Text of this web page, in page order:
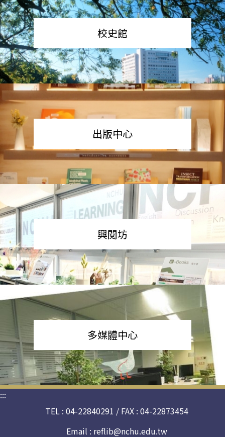
校史館
出版中心
興閱坊
多媒體中心
:::
TEL : 04-22840291 / FAX : 04-22873454
Email : reflib@nchu.edu.tw